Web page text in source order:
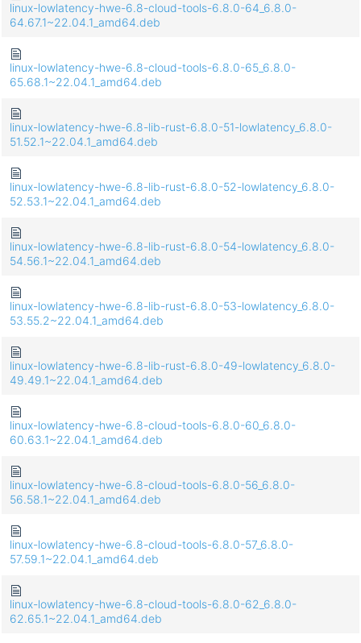
linux-lowlatency-hwe-6.8-cloud-tools-6.8.0-64_6.8.0-
64.67.1~22.04.1_amd64.deb
linux-lowlatency-hwe-6.8-cloud-tools-6.8.0-65_6.8.0-
65.68.1~22.04.1_amd64.deb
linux-lowlatency-hwe-6.8-lib-rust-6.8.0-51-lowlatency_6.8.0-
51.52.1~22.04.1_amd64.deb
linux-lowlatency-hwe-6.8-lib-rust-6.8.0-52-lowlatency_6.8.0-
52.53.1~22.04.1_amd64.deb
linux-lowlatency-hwe-6.8-lib-rust-6.8.0-54-lowlatency_6.8.0-
54.56.1~22.04.1_amd64.deb
linux-lowlatency-hwe-6.8-lib-rust-6.8.0-53-lowlatency_6.8.0-
53.55.2~22.04.1_amd64.deb
linux-lowlatency-hwe-6.8-lib-rust-6.8.0-49-lowlatency_6.8.0-
49.49.1~22.04.1_amd64.deb
linux-lowlatency-hwe-6.8-cloud-tools-6.8.0-60_6.8.0-
60.63.1~22.04.1_amd64.deb
linux-lowlatency-hwe-6.8-cloud-tools-6.8.0-56_6.8.0-
56.58.1~22.04.1_amd64.deb
linux-lowlatency-hwe-6.8-cloud-tools-6.8.0-57_6.8.0-
57.59.1~22.04.1_amd64.deb
linux-lowlatency-hwe-6.8-cloud-tools-6.8.0-62_6.8.0-
62.65.1~22.04.1_amd64.deb